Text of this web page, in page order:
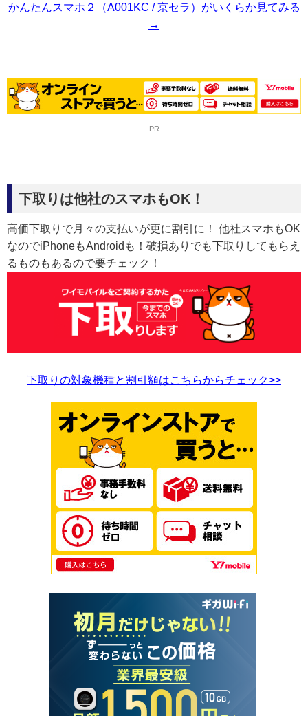
かんたんスマホ２（A001KC / 京セラ）がいくらか見てみる
→
PR
下取りは他社のスマホもOK！
高価下取りで月々の支払いが更に割引に！ 他社スマホもOK
なのでiPhoneもAndroidも！破損ありでも下取りしてもらえ
るものもあるので要チェック！
下取りの対象機種と割引額はこちらからチェック>>